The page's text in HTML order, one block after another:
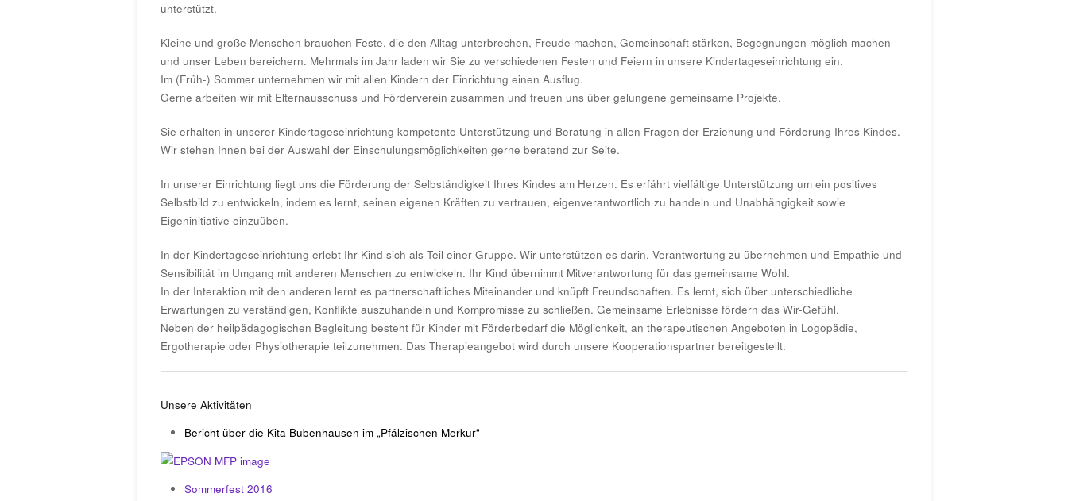
unterstützt.
Kleine und große Menschen brauchen Feste, die den Alltag unterbrechen, Freude machen, Gemeinschaft stärken, Begegnungen möglich machen
und unser Leben bereichern. Mehrmals im Jahr laden wir Sie zu verschiedenen Festen und Feiern in unsere Kindertageseinrichtung ein.
Im (Früh-) Sommer unternehmen wir mit allen Kindern der Einrichtung einen Ausflug.
Gerne arbeiten wir mit Elternausschuss und Förderverein zusammen und freuen uns über gelungene gemeinsame Projekte.
Sie erhalten in unserer Kindertageseinrichtung kompetente Unterstützung und Beratung in allen Fragen der Erziehung und Förderung Ihres Kindes.
Wir stehen Ihnen bei der Auswahl der Einschulungsmöglichkeiten gerne beratend zur Seite.
In unserer Einrichtung liegt uns die Förderung der Selbständigkeit Ihres Kindes am Herzen. Es erfährt vielfältige Unterstützung um ein positives
Selbstbild zu entwickeln, indem es lernt, seinen eigenen Kräften zu vertrauen, eigenverantwortlich zu handeln und Unabhängigkeit sowie
Eigeninitiative einzuüben.
In der Kindertageseinrichtung erlebt Ihr Kind sich als Teil einer Gruppe. Wir unterstützen es darin, Verantwortung zu übernehmen und Empathie und
Sensibilität im Umgang mit anderen Menschen zu entwickeln. Ihr Kind übernimmt Mitverantwortung für das gemeinsame Wohl.
In der Interaktion mit den anderen lernt es partnerschaftliches Miteinander und knüpft Freundschaften. Es lernt, sich über unterschiedliche
Erwartungen zu verständigen, Konflikte auszuhandeln und Kompromisse zu schließen. Gemeinsame Erlebnisse fördern das Wir-Gefühl.
Neben der heilpädagogischen Begleitung besteht für Kinder mit Förderbedarf die Möglichkeit, an therapeutischen Angeboten in Logopädie,
Ergotherapie oder Physiotherapie teilzunehmen. Das Therapieangebot wird durch unsere Kooperationspartner bereitgestellt.
Unsere Aktivitäten
Bericht über die Kita Bubenhausen im „Pfälzischen Merkur“
Sommerfest 2016